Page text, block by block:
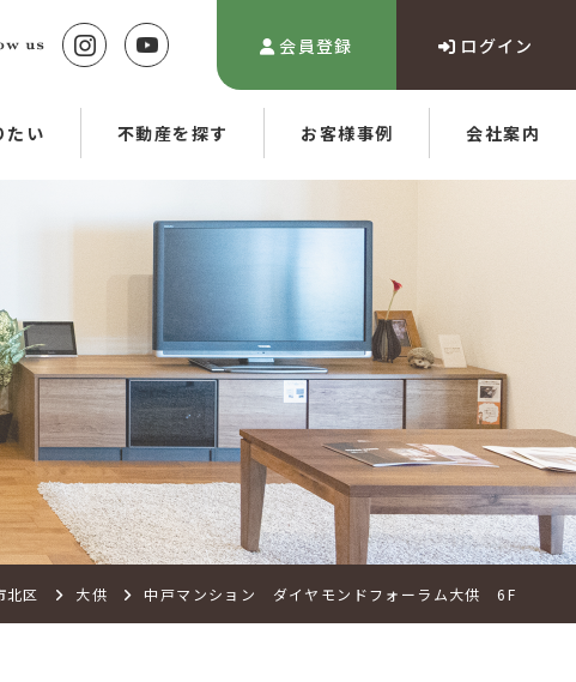
会員登録 ログイン
たい 不動産を探す お客様事例 会社案内
北区 大供 中戸マンション ダイヤモンドフォーラム大供 6F